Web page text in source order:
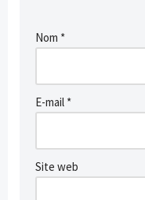
Nom *
E-mail *
Site web